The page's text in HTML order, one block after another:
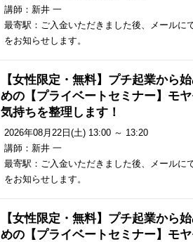
講師：新井 一
最寄駅：ご入金いただきました後、メールに
をお知らせします。
【女性限定・無料】プチ起業から
めの【プライベートセミナー】モ
気持ちを整理します！
2026年08月22日(土) 13:00 ～ 13:20
講師：新井 一
最寄駅：ご入金いただきました後、メールに
をお知らせします。
【女性限定・無料】プチ起業から
めの【プライベートセミナー】モ